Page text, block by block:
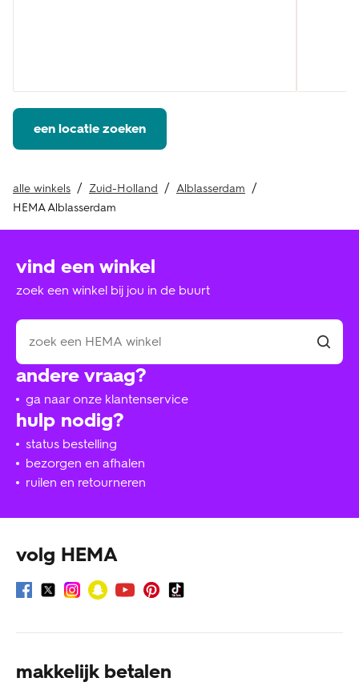
een locatie zoeken
alle winkels Zuid-Holland
Alblasserdam
HEMA Alblasserdam
hulp nodig?
status bestelling
bezorgen en afhalen
ruilen en retourneren
andere vraag?
ga naar onze klantenservice
vind een winkel
zoek een winkel bij jou in de buurt
volg HEMA
makkelijk betalen